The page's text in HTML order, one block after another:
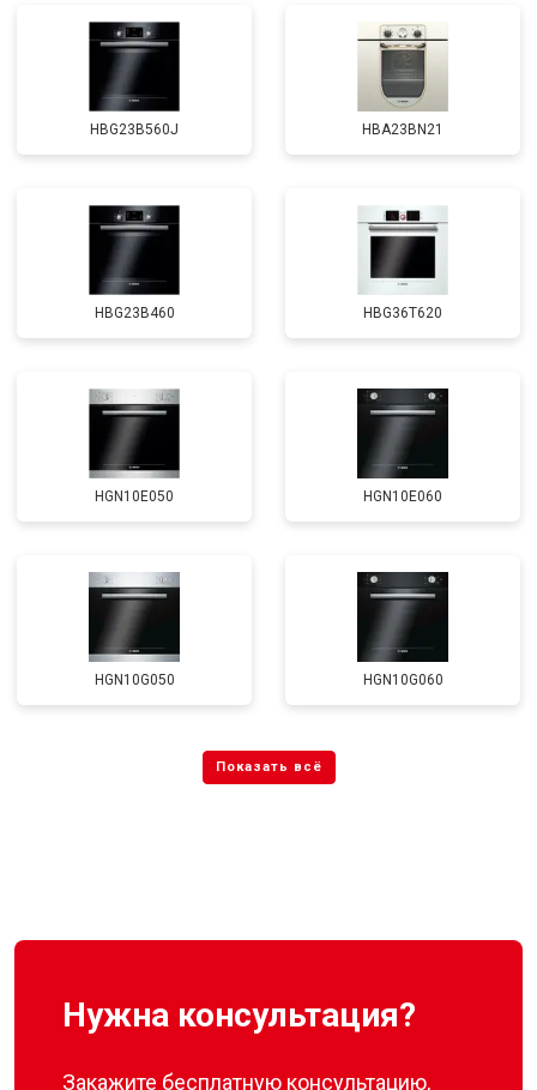
HBG23B560J HBA23BN21
HBG23B460 HBG36T620
HGN10E050 HGN10E060
HGN10G050 HGN10G060
Нужна консультация?
Закажите бесплатную консультацию,